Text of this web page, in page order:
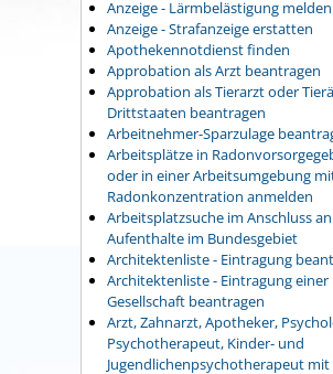
Anzeige - Lärmbelästigung melden
Anzeige - Strafanzeige erstatten
Apothekennotdienst finden
Approbation als Arzt beantragen
Approbation als Tierarzt oder
Drittstaaten beantragen
Arbeitnehmer-Sparzulage
Arbeitsplätze in
oder in einer Arbeitsumgebung
Radonkonzentration anmelden
Arbeitsplatzsuche im Anschluss an
Aufenthalte im Bundesgebiet
Architektenliste - Eintragung
Architektenliste - Eintragung einer
Gesellschaft beantragen
Arzt, Zahnarzt, Apotheker,
Psychotherapeut, Kinder- und
Jugendlichenpsychotherapeut mit